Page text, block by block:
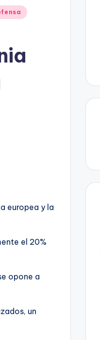
europea y la
el 20%
opone a
un